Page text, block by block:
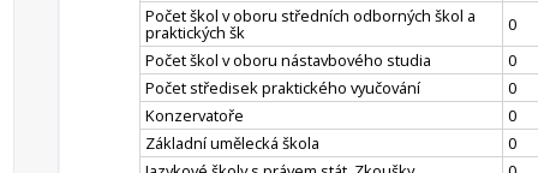
Počet škol v oboru středních odborných škol a
praktických šk
0
Počet škol v oboru nástavbového studia
0
Počet středisek praktického vyučování
0
Konzervatoře
0
Základní umělecká škola
0